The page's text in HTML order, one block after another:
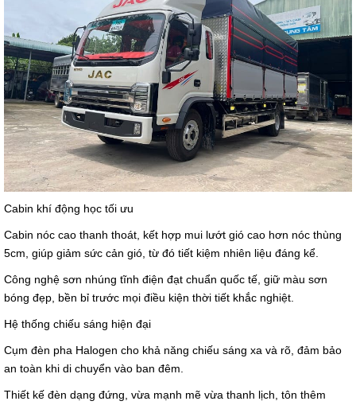
Cabin khí động học tối ưu
Cabin nóc cao thanh thoát, kết hợp mui lướt gió cao hơn nóc thùng
5cm, giúp giảm sức cản gió, từ đó tiết kiệm nhiên liệu đáng kể.
Công nghệ sơn nhúng tĩnh điện đạt chuẩn quốc tế, giữ màu sơn
bóng đẹp, bền bỉ trước mọi điều kiện thời tiết khắc nghiệt.
Hệ thống chiếu sáng hiện đại
Cụm đèn pha Halogen cho khả năng chiếu sáng xa và rõ, đảm bảo
an toàn khi di chuyển vào ban đêm.
Thiết kế đèn dạng đứng, vừa mạnh mẽ vừa thanh lịch, tôn thêm